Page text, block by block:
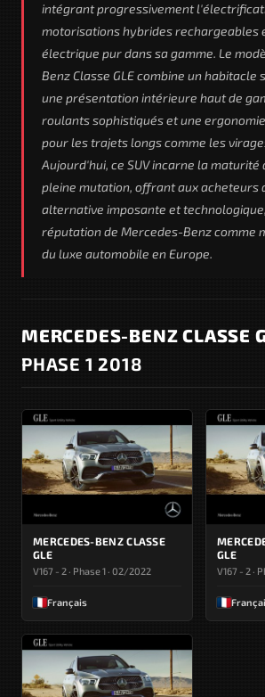
intégrant progressivement
motorisations hybrides rechargeables
électrique pur dans sa gamme. Le
Benz Classe GLE combine un habitacle
une présentation intérieure haut de
roulants sophistiqués et une
pour les trajets longs comme les
Aujourd'hui, ce SUV incarne la maturité
pleine mutation, offrant aux acheteurs
alternative imposante et
réputation de Mercedes-Benz comme
du luxe automobile en Europe.
MERCEDES-BENZ CLASSE
PHASE 1 2018
MERCEDES-BENZ CLASSE
GLE
V167 - 2 · Phase 1 · 02/2022
Français
GLE
V167 - 2 ·